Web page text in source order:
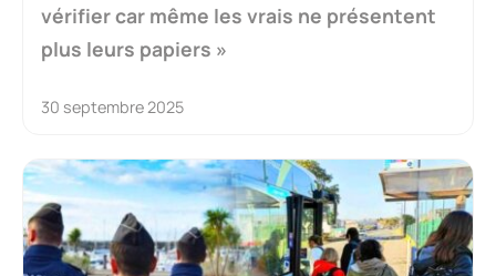
vérifier car même les vrais ne présentent
plus leurs papiers »
30 septembre 2025